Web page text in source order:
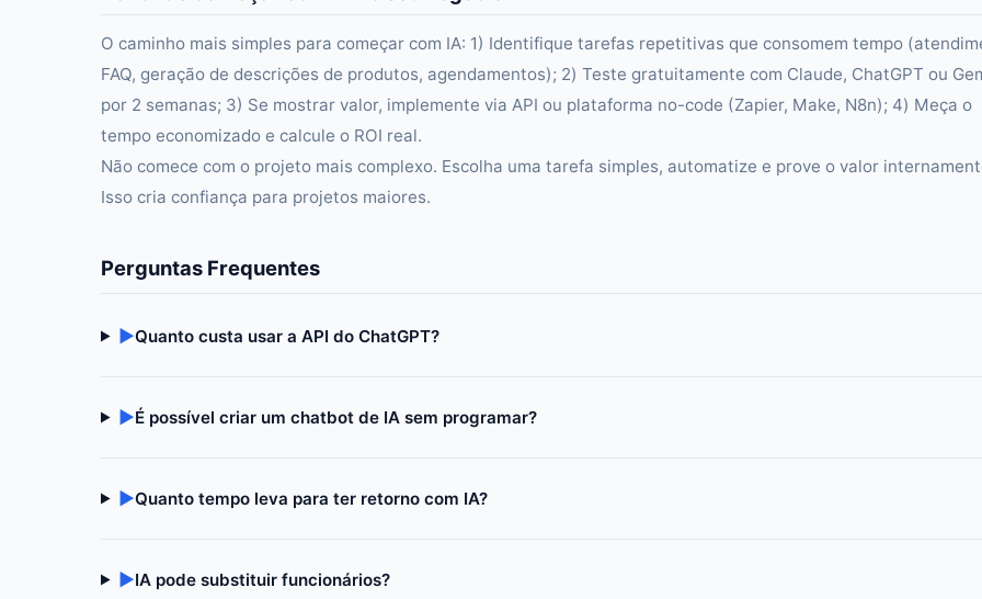
O caminho mais simples para começar com IA: 1) Identifique tarefas repetitivas que consomem tempo
FAQ, geração de descrições de produtos, agendamentos); 2) Teste gratuitamente com Claude, ChatGPT ou
por 2 semanas; 3) Se mostrar valor, implemente via API ou plataforma no-code (Zapier, Make, N8n); 4) Meça o
tempo economizado e calcule o ROI real.
Não comece com o projeto mais complexo. Escolha uma tarefa simples, automatize e prove o valor
Isso cria confiança para projetos maiores.
Perguntas Frequentes
▶Quanto custa usar a API do ChatGPT?
▶É possível criar um chatbot de IA sem programar?
▶Quanto tempo leva para ter retorno com IA?
▶IA pode substituir funcionários?